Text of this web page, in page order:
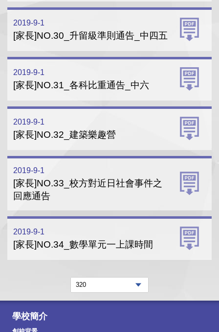
2019-9-1
[家長]NO.30_升留級準則通告_中四五
2019-9-1
[家長]NO.31_各科比重通告_中六
2019-9-1
[家長]NO.32_建築樂趣營
2019-9-1
[家長]NO.33_校方對近日社會事件之
回應通告
2019-9-1
[家長]NO.34_數學單元一上課時間
學校簡介